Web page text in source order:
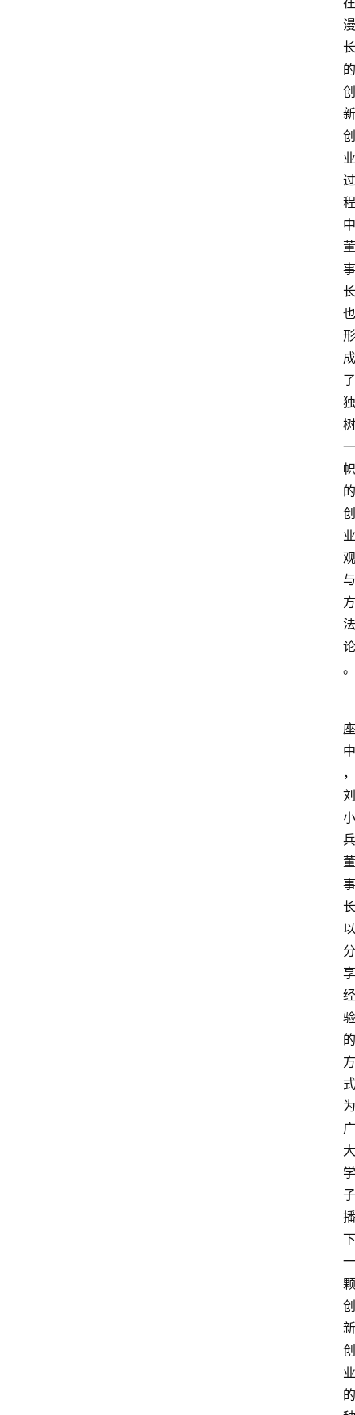
漫
长
的
创
新
创
业
过
程
中
董
事
长
也
形
成
了
独
树
一
帜
的
创
业
观
与
方
法
论
。
座
中
，
刘
小
兵
董
事
长
以
分
享
经
验
的
方
式
为
广
大
学
子
播
下
一
颗
创
新
创
业
的